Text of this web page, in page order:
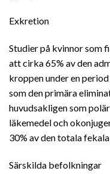
Exkretion
Studier på kvinnor som
att cirka 65% av den
kroppen under en
som den primära
huvudsakligen som
läkemedel och
30% av den totala
Särskilda befolkningar